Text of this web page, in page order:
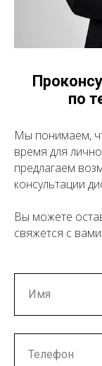
по
Мы понимаем,
время для
предлагаем
консультации
Вы можете
свяжется с
Имя
Телефон